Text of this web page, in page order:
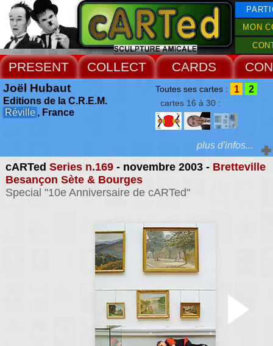
MON
PRESENT COLLECT CARDS
cARTed Series n.169- novembre 2003 - Bretteville
Besançon Sète & Bourges
Special "10e Anniversaire de cARTed"
Joël Hubaut
Editions de la C.R.E.M.
Réville , France
Toutes ses cartes : 1 2
cartes 16 à 30 :
Extras :
gothique populaire,
engendre,
concentrique, dans
directions, les pales de
plus larges, les
rapides et bien plus
plus d'infos...